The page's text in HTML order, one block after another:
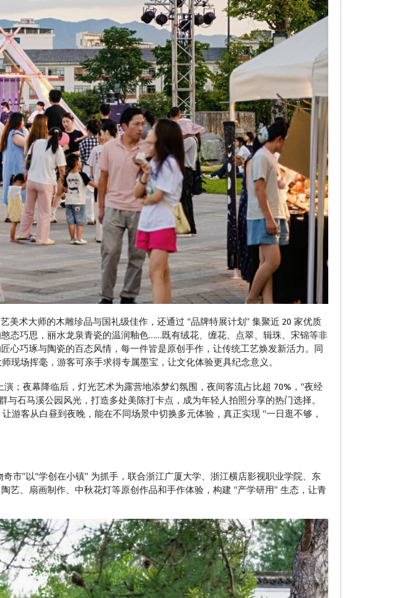
术大师的木雕珍品与国礼级佳作，还通过 “品牌特展计划” 集聚近 20 家优质
态巧思，丽水龙泉青瓷的温润釉色……既有绒花、缠花、点翠、辑珠、宋锦等非
心巧琢与陶瓷的百态风情，每一件皆是原创手作，让传统工艺焕发新活力。同
现场挥毫，游客可亲手求得专属墨宝，让文化体验更具纪念意义。
；夜幕降临后，灯光艺术为露营地添梦幻氛围，夜间客流占比超 70%，“夜经
石马溪公园风光，打造多处美陈打卡点，成为年轻人拍照分享的热门选择。
客从白昼到夜晚，能在不同场景中切换多元体验，真正实现 “一日逛不够，
市”以“学创在小镇” 为抓手，联合浙江广厦大学、浙江横店影视职业学院、东
艺、扇画制作、中秋花灯等原创作品和手作体验，构建 “产学研用” 生态，让青